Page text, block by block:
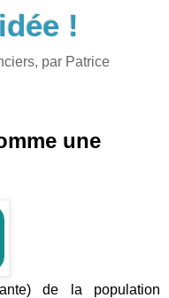
!
par Patrice
une
de la population